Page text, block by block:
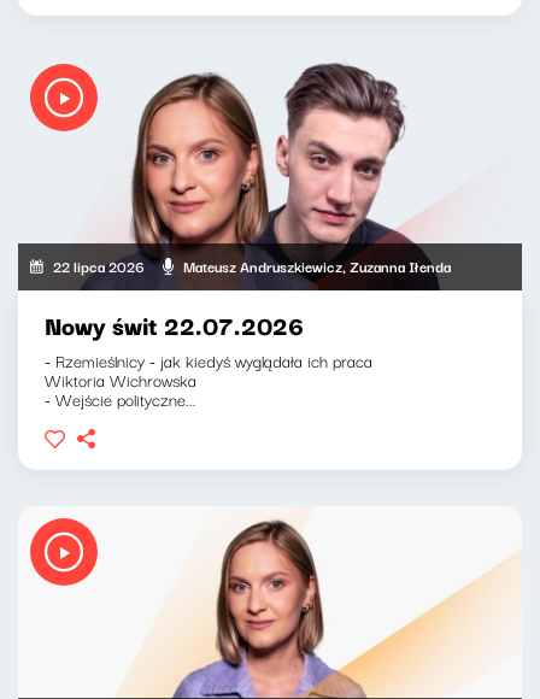
22 lipca 2026 Mateusz Andruszkiewicz, Zuzanna Iłenda
Nowy świt 22.07.2026
- Rzemieślnicy - jak kiedyś wyglądała ich praca
Wiktoria Wichrowska
- Wejście polityczne...